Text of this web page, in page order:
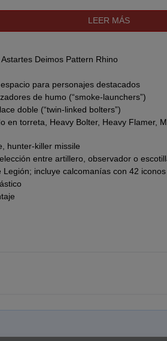
el patrón fuertemente armado
Cruzada.
Heresy Legiones Astartes Deimos
destacados
launchers”)
linked bolters")
LEER MÁS
Deimos Pattern Rhino
para personajes destacados
de humo (“smoke-launchers”)
doble (“twin-linked bolters”)
en torreta, Heavy Bolter, Heavy Flamer,
hunter-killer missile
entre artillero, observador o
Legión; incluye calcomanías con 42